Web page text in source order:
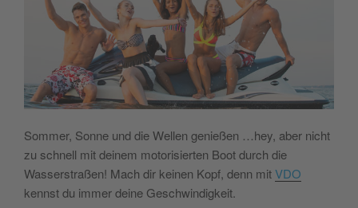
Sommer, Sonne und die Wellen genießen …hey, aber nicht
zu schnell mit deinem motorisierten Boot durch die
Wasserstraßen! Mach dir keinen Kopf, denn mitVDO
kennst du immer deine Geschwindigkeit.